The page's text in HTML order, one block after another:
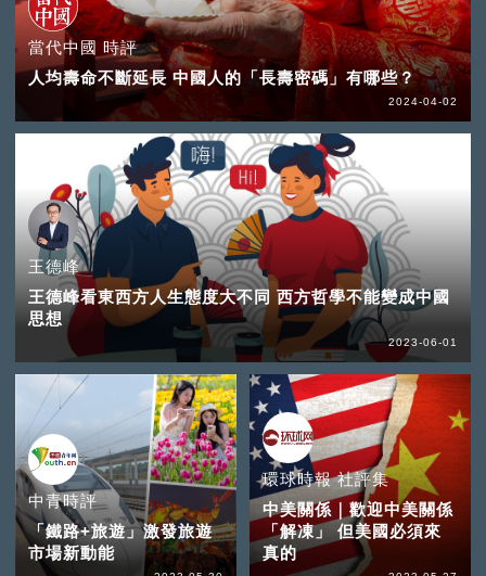
當代中國 時評
人均壽命不斷延長 中國人的「長壽密碼」有哪些？
2024-04-02
王德峰
王德峰看東西方人生態度大不同 西方哲學不能變成中國
思想
2023-06-01
中青時評
「鐵路+旅遊」激發旅遊
市場新動能
環球時報 社評集
中美關係｜歡迎中美關係
「解凍」 但美國必須來
真的